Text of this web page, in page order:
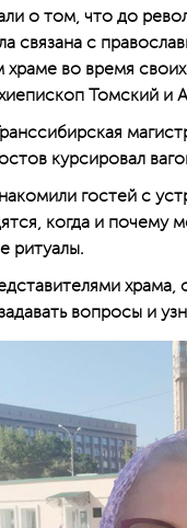
о том, что до
связана с
во время
Томский и
курсировал
гостей с
когда и почему
ритуалы.
храма,
вопросы и